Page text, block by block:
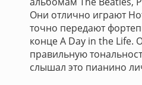
Они отлично играют
точно передают
конце A Day in the Life.
правильную
слышал это пианино